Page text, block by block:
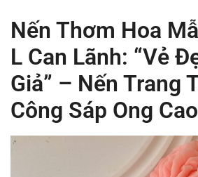
Nến Thơm Hoa
L Can Lãnh: “Vẻ
Giả” – Nến Trang
Công Sáp Ong